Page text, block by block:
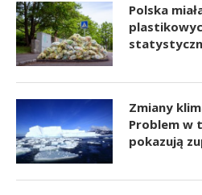
Polska
Zmiany
Problem w
pokazują